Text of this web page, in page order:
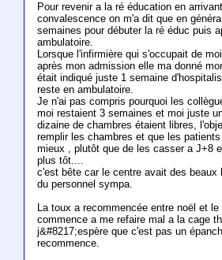
Pour revenir a la ré éducation en
convalescence on m'a dit que en
semaines pour débuter la ré éduc puis
ambulatoire.
Lorsque l'infirmière qui s'occupait de
après mon admission elle ma donné
était indiqué juste 1 semaine
reste en ambulatoire.
Je n'ai pas compris pourquoi les
moi restaient 3 semaines et moi juste
dizaine de chambres étaient libres,
remplir les chambres et que les
mieux , plutôt que de les casser a J+8
plus tôt....
c'est bête car le centre avait des beaux
du personnel sympa.
La toux a recommencée entre noël et le
commence a me refaire mal a la cage
j&#8217;espère que c'est pas un
recommence.